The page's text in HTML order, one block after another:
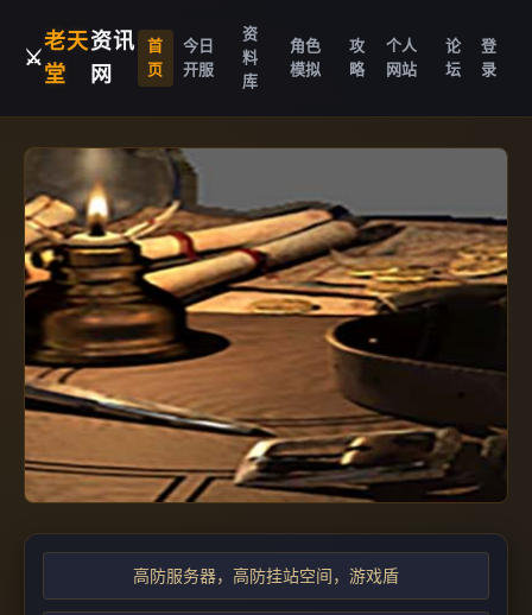
⚔️
老天
堂
资讯
网
首
页
今日
开服
资
料
库
角色
模拟
攻
略
个人
网站
论
坛
登
录
高防服务器，高防挂站空间，游戏盾